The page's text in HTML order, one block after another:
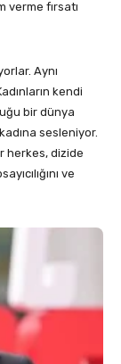
verme fırsatı
Aynı
kendi
bir dünya
sesleniyor.
herkes, dizide
ve